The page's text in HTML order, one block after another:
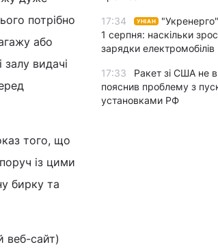
потрібно
або
видачі
того, що
із цими
бирку та
веб-сайт)
17:34 УНІАН
1 серпня: наскільки
зарядки електромобілів
17:33
Ракет зі США не
пояснив проблему з
установками РФ